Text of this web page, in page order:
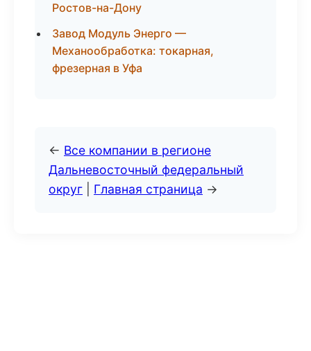
Ростов-на-Дону
Завод Модуль Энерго —
Механообработка: токарная,
фрезерная в Уфа
← Все компании в регионе
Дальневосточный федеральный
округ
Главная страница →